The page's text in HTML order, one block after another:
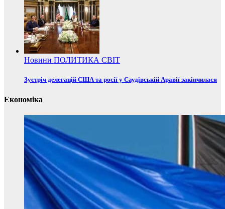
Новини ПОЛИТИКА СВІТ
Зустріч делегацій США та росії у Саудівській Аравії закінчилася
Економіка